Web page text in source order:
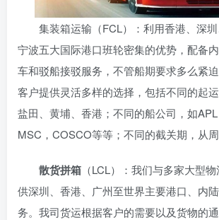
集装箱运输（FCL）：利用香港、深圳
宁波五大国际港口班轮密集的优势，配备
车和驳船接驳服务，不管船期要求多么紧
客户提供灵活多样的选择，包括不同的起运
盐田、黄埔、香港；不同的船公司，如APL
MSC，COSCO等等；不同的截关期，从周
散货拼箱 （LCL）：我们与多家大型
供深圳、香港、广州至世界主要港口、内
务。我司货运根据客户的需要以及货物的